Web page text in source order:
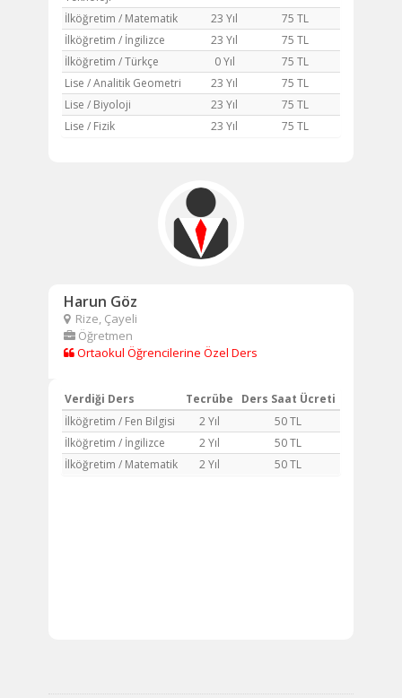
İlköğretim / Matematik 23 Yıl
75 TL
İlköğretim / İngilizce
23 Yıl
75 TL
İlköğretim / Türkçe
0 Yıl
75 TL
Lise / Analitik Geometri
23 Yıl
75 TL
Lise / Biyoloji
23 Yıl
75 TL
Lise / Fizik
23 Yıl 75 TL
Harun Göz
Rize, Çayeli
Öğretmen
Ortaokul Öğrencilerine Özel Ders
Verdiği Ders Tecrübe
Ders Saat Ücreti
İlköğretim / Fen Bilgisi
2 Yıl
50 TL
İlköğretim / İngilizce
2 Yıl
50 TL
İlköğretim / Matematik
2 Yıl 50 TL